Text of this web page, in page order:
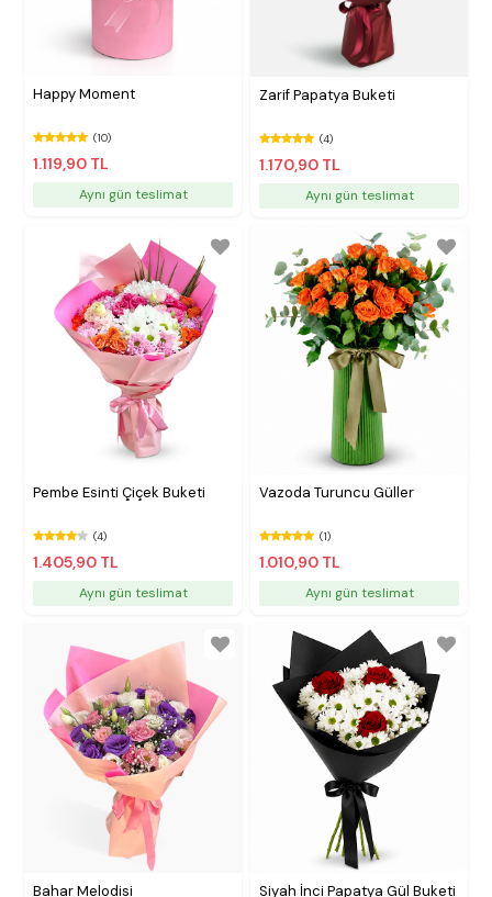
Happy Moment
(10)
1.119,90 TL
Aynı gün teslimat
Zarif Papatya Buketi
(4)
1.170,90 TL
Aynı gün teslimat
Pembe Esinti Çiçek Buketi
(4)
1.405,90 TL
Aynı gün teslimat
Vazoda Turuncu Güller
(1)
1.010,90 TL
Aynı gün teslimat
Bahar Melodisi Siyah İnci Papatya Gül Buketi